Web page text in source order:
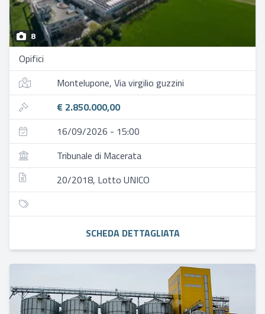
8
Opifici
Montelupone, Via virgilio guzzini
€ 2.850.000,00
16/09/2026 - 15:00
Tribunale di Macerata
20/2018, Lotto UNICO
SCHEDA DETTAGLIATA